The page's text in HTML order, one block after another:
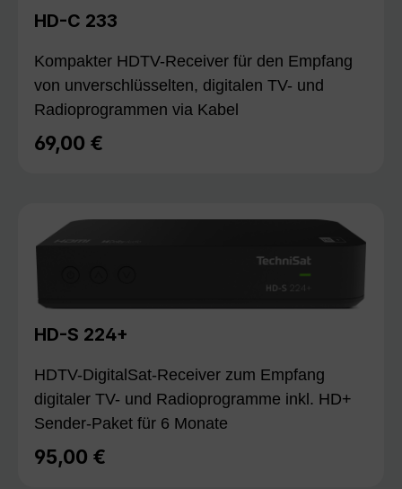
HD-C 233
Kompakter HDTV-Receiver für den Empfang
von unverschlüsselten, digitalen TV- und
Radioprogrammen via Kabel
Regulärer Preis:
69,00 €
HD-S 224+
HDTV-DigitalSat-Receiver zum Empfang
digitaler TV- und Radioprogramme inkl. HD+
Sender-Paket für 6 Monate
Regulärer Preis:
95,00 €